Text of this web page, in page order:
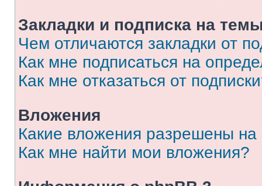
Закладки и подписка на
Чем отличаются закладки от
Как мне подписаться на
Как мне отказаться от
Вложения
Какие вложения разрешены
Как мне найти мои вложения?